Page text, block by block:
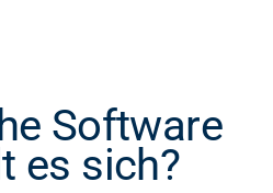
Software
es sich?